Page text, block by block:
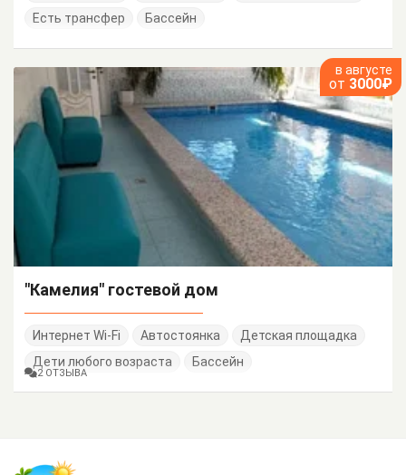
Есть трансфер
Бассейн
в августе
от 3000₽
"Камелия" гостевой дом
Интернет Wi-Fi Автостоянка
Детская площадка
Дети любого возраста
Бассейн
2 ОТЗЫВА